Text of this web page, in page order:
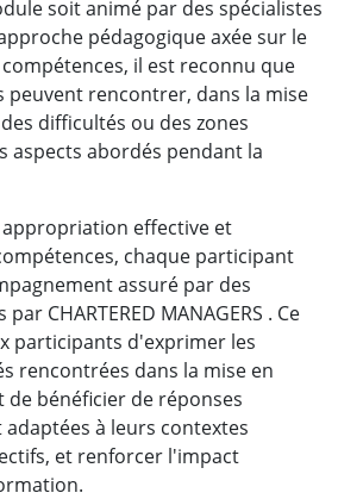
soit animé par des spécialistes
pédagogique axée sur le
il est reconnu que
peuvent rencontrer, dans la mise
difficultés ou des zones
aspects abordés pendant la
effective et
chaque participant
assuré par des
CHARTERED MANAGERS . Ce
participants d'exprimer les
rencontrées dans la mise en
de bénéficier de réponses
à leurs contextes
et renforcer l'impact